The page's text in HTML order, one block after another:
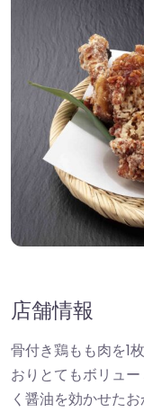
店舗情報
骨付き鶏もも肉を1
おりとてもボリュ
く醤油を効かせた